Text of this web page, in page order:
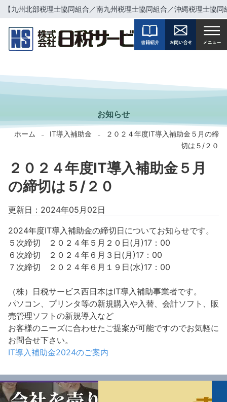
【九州北部税理士協同組合／南九州税理士協同組合／沖縄税理士協
INFORMATION
お知らせ
ホーム - IT導入補助金 -
２０２４年度IT導入補助金５月の締
切は５/２０
２０２４年度IT導入補助金５月
の締切は５/２０
更新日：2024年05月02日
2024年度IT導入補助金の締切日についてお知らせです。
５次締切 ２０２４年５月２０日(月)17：00
６次締切 ２０２４年６月３日(月)17：00
７次締切 ２０２４年６月１９日(水)17：00
（株）日税サービス西日本はIT導入補助事業者です。
パソコン、プリンタ等の新規購入や入替、会計ソフト、販
売管理ソフトの新規導入など
お客様のニーズに合わせたご提案が可能ですのでお気軽に
お問合せ下さい。
IT導入補助金2024のご案内